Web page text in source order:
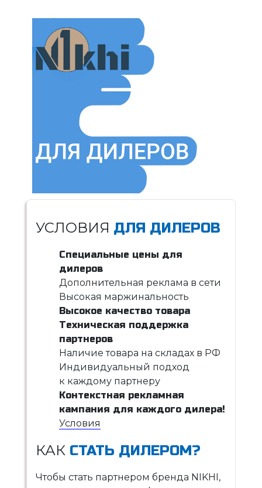
УСЛОВИЯ ДЛЯ ДИЛЕРОВ
Специальные цены для
дилеров
Дополнительная реклама в сети
Высокая маржинальность
Высокое качество товара
Техническая поддержка
партнеров
Наличие товара на складах в РФ
Индивидуальный подход
к каждому партнеру
Контекстная рекламная
кампания для каждого дилера!
Условия
КАК СТАТЬ ДИЛЕРОМ?
Чтобы стать партнером бренда NIKHI,